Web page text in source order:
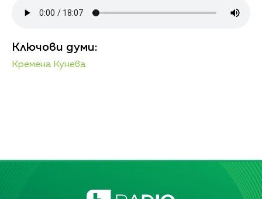
Ключови думи:
Кремена Кунева